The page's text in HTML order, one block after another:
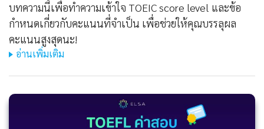
บทความนี้เพื่อทำความเข้าใจ TOEIC score level และข้อ
กำหนดเกี่ยวกับคะแนนที่จำเป็น เพื่อช่วยให้คุณบรรลุผล
คะแนนสูงสุดนะ!
อ่านเพิ่มเติม